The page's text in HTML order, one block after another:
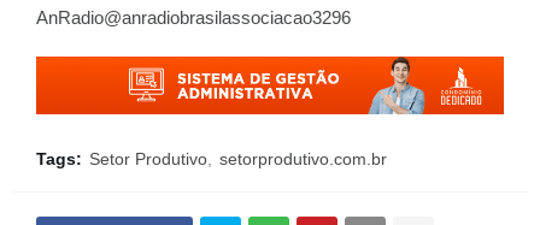
AnRadio@anradiobrasilassociacao3296
Tags: Setor Produtivo setorprodutivo.com.br